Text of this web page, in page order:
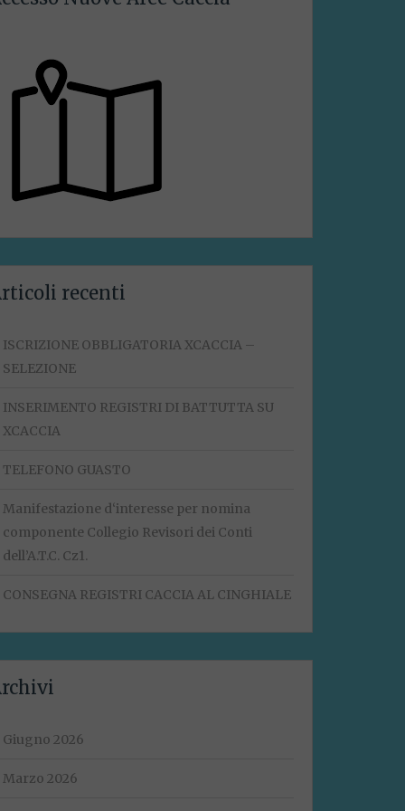
recenti
ISCRIZIONE OBBLIGATORIA XCACCIA –
SELEZIONE
INSERIMENTO REGISTRI DI BATTUTTA SU
XCACCIA
TELEFONO GUASTO
Manifestazione d‘interesse per nomina
componente Collegio Revisori dei Conti
dell’A.T.C. Cz1.
CONSEGNA REGISTRI CACCIA AL CINGHIALE
Giugno 2026
Marzo 2026